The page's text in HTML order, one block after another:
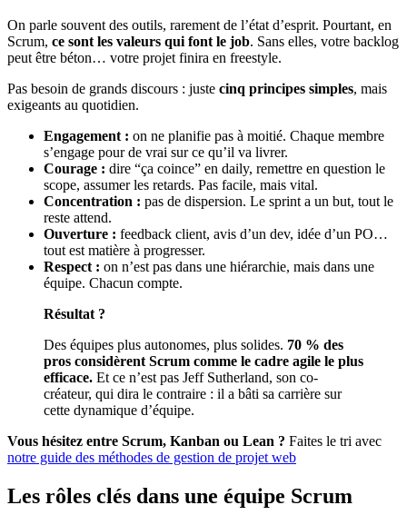
On parle souvent des outils, rarement de l’état d’esprit. Pourtant, en
Scrum, ce sont les valeurs qui font le job. Sans elles, votre backlog
peut être béton… votre projet finira en freestyle.
Pas besoin de grands discours : juste cinq principes simples, mais
exigeants au quotidien.
Engagement : on ne planifie pas à moitié. Chaque membre
s’engage pour de vrai sur ce qu’il va livrer.
Courage : dire “ça coince” en daily, remettre en question le
scope, assumer les retards. Pas facile, mais vital.
Concentration : pas de dispersion. Le sprint a un but, tout le
reste attend.
Ouverture : feedback client, avis d’un dev, idée d’un PO…
tout est matière à progresser.
Respect : on n’est pas dans une hiérarchie, mais dans une
équipe. Chacun compte.
Résultat ?
Des équipes plus autonomes, plus solides. 70 % des
pros considèrent Scrum comme le cadre agile le plus
efficace. Et ce n’est pas Jeff Sutherland, son co-
créateur, qui dira le contraire : il a bâti sa carrière sur
cette dynamique d’équipe.
Vous hésitez entre Scrum, Kanban ou Lean ? Faites le tri avec
notre guide des méthodes de gestion de projet web
Les rôles clés dans une équipe Scrum